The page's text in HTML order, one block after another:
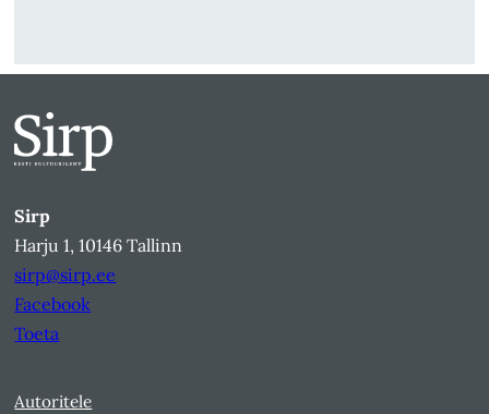
Sirp
Harju 1, 10146 Tallinn
sirp@sirp.ee
Facebook
Toeta
Autoritele